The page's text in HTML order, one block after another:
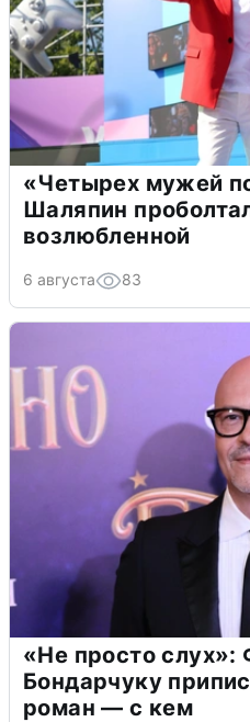
«Четырех мужей
Шаляпин
возлюбленной
6 августа 83
«Не просто слух»:
Бондарчуку
роман — с кем